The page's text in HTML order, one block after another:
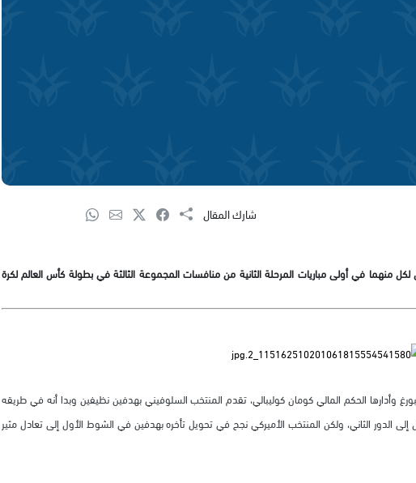
شارك المقال
لكل منهما في أولى مباريات المرحلة الثانية من منافسات المجموعة الثالثة في بطولة كأس العالم لكرة
وأدارها الحكم المالي كومان كوليبالي، تقدم المنتخب السلوفيني بهدفين نظيفين وبدا أنه في طريقه
إلى الدور الثاني، ولكن المنتخب الأميركي نجح في تحويل تأخره بهدفين في الشوط الأول إلى تعادل مثير